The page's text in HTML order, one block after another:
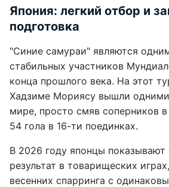
Япония: легкий отбор и
подготовка
"Синие самураи" являются
стабильных участников
конца прошлого века. На этот
Хадзиме Мориясу вышли
мире, просто смяв соперников
54 гола в 16-ти поединках.
В 2026 году японцы показывают
результат в товарищеских
весенних спарринга с